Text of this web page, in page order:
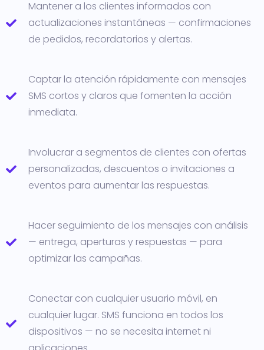
Mantener a los clientes informados con
actualizaciones instantáneas — confirmaciones
de pedidos, recordatorios y alertas.
Captar la atención rápidamente con mensajes
SMS cortos y claros que fomenten la acción
inmediata.
Involucrar a segmentos de clientes con ofertas
personalizadas, descuentos o invitaciones a
eventos para aumentar las respuestas.
Hacer seguimiento de los mensajes con análisis
— entrega, aperturas y respuestas — para
optimizar las campañas.
Conectar con cualquier usuario móvil, en
cualquier lugar. SMS funciona en todos los
dispositivos — no se necesita internet ni